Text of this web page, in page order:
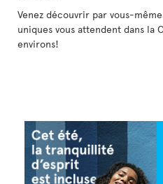
Venez découvrir par vous-
uniques vous attendent dans la
environs!